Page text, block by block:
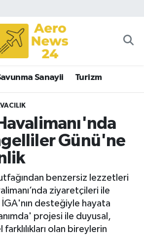
Sanayii Turizm
Günü'ne
benzersiz lezzetleri
ziyaretçileri ile
desteğiyle hayata
projesi ile duyusal,
olan bireylerin